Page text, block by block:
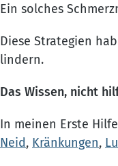
Ein solches
Diese Strategien
lindern.
Das Wissen, nicht
In meinen Erste
Neid, Kränkungen,